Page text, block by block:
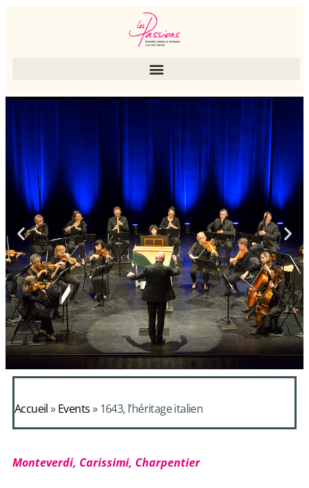
Accueil»Events»1643, l’héritage italien
Monteverdi, Carissimi, Charpentier